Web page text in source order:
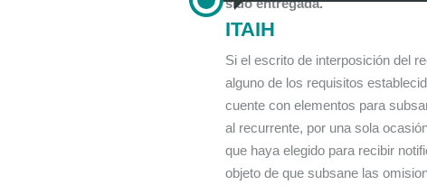
sido entregada.
ITAIH
Si el escrito de interposición del
alguno de los requisitos
cuente con elementos para
al recurrente, por una sola
que haya elegido para recibir
objeto de que subsane las